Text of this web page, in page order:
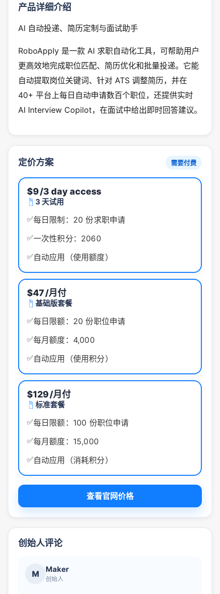
产品详细介绍
AI 自动投递、简历定制与面试助手
RoboApply 是一款 AI 求职自动化工具，可帮助用户
更高效地完成职位匹配、简历优化和批量投递。它能
自动提取岗位关键词、针对 ATS 调整简历，并在
40+ 平台上每日自动申请数百个职位，还提供实时
AI Interview Copilot，在面试中给出即时回答建议。
定价方案 需要付费
$9/3 day access
3 天试用
✅每日限制：20 份求职申请
✅一次性积分：2060
✅自动应用（使用额度）
$47/月付
基础版套餐
✅每日限额：20 份职位申请
✅每月额度：4,000
✅自动应用（使用积分）
$129/月付
标准套餐
✅每日限额：100 份职位申请
✅每月额度：15,000
✅自动应用（消耗积分）
查看官网价格
创始人评论
M Maker
创始人